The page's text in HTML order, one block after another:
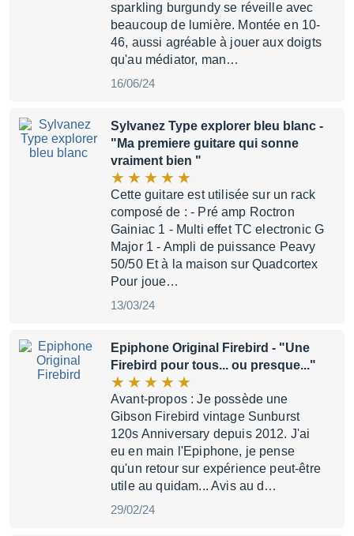
sparkling burgundy se réveille avec
beaucoup de lumière. Montée en 10-
46, aussi agréable à jouer aux doigts
qu'au médiator, man…
16/06/24
Sylvanez Type explorer bleu blanc -
"Ma premiere guitare qui sonne
vraiment bien "
Cette guitare est utilisée sur un rack
composé de : - Pré amp Roctron
Gainiac 1 - Multi effet TC electronic G
Major 1 - Ampli de puissance Peavy
50/50 Et à la maison sur Quadcortex
Pour joue…
13/03/24
Epiphone Original Firebird - "Une
Firebird pour tous... ou presque..."
Avant-propos : Je possède une
Gibson Firebird vintage Sunburst
120s Anniversary depuis 2012. J'ai
eu en main l'Epiphone, je pense
qu'un retour sur expérience peut-être
utile au quidam... Avis au d…
29/02/24